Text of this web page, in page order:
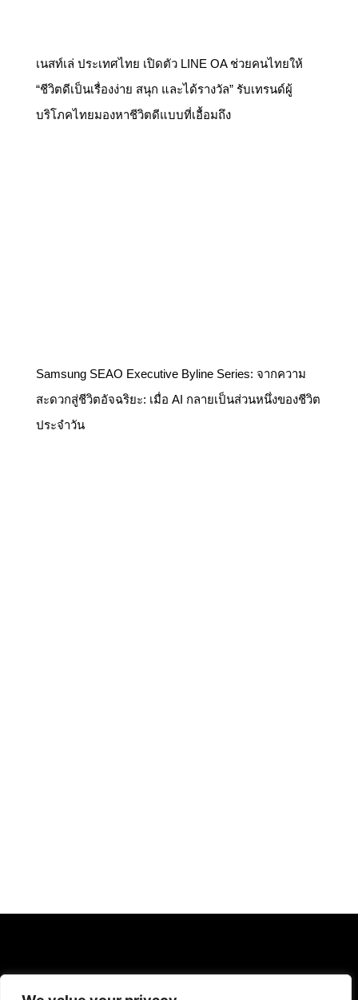
เนสท์เล่ ประเทศไทย เปิดตัว LINE OA ช่วยคนไทยให้
“ชีวิตดีเป็นเรื่องง่าย สนุก และได้รางวัล” รับเทรนด์ผู้
บริโภคไทยมองหาชีวิตดีแบบที่เอื้อมถึง
Samsung SEAO Executive Byline Series: จากความ
สะดวกสู่ชีวิตอัจฉริยะ: เมื่อ AI กลายเป็นส่วนหนึ่งของชีวิต
ประจำวัน